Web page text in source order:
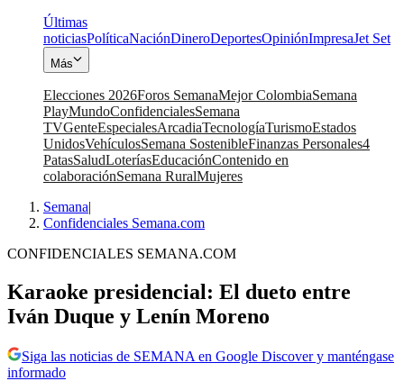
Últimas
noticiasPolíticaNaciónDineroDeportesOpiniónImpresaJet Set
Más
Elecciones 2026Foros SemanaMejor ColombiaSemana
PlayMundoConfidencialesSemana
TVGenteEspecialesArcadiaTecnologíaTurismoEstados
UnidosVehículosSemana SostenibleFinanzas Personales4
PatasSaludLoteríasEducaciónContenido en
colaboraciónSemana RuralMujeres
Semana|
Confidenciales Semana.com
CONFIDENCIALES SEMANA.COM
Karaoke presidencial: El dueto entre
Iván Duque y Lenín Moreno
Siga las noticias de SEMANA en Google Discover y manténgase
informado